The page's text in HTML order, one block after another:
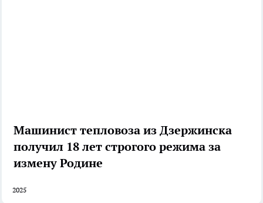
Машинист тепловоза из Дзержинска
получил 18 лет строгого режима за
измену Родине
2025